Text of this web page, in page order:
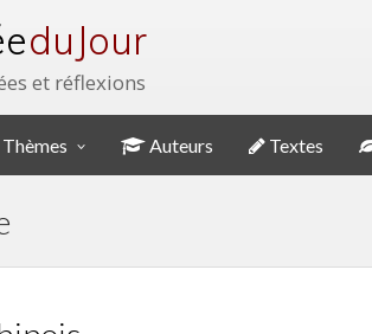
du Jour
et réflexions
Thèmes Auteurs Textes